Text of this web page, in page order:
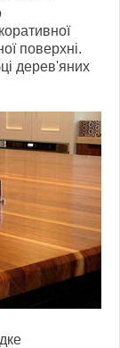
поверхні.
дерев'яних